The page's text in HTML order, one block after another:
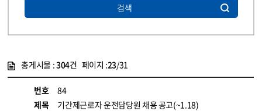
검색
총게시물 :304건 페이지 :23/31
번호
84
제목
기간제근로자 운전담당원 채용 공고(~1.18)